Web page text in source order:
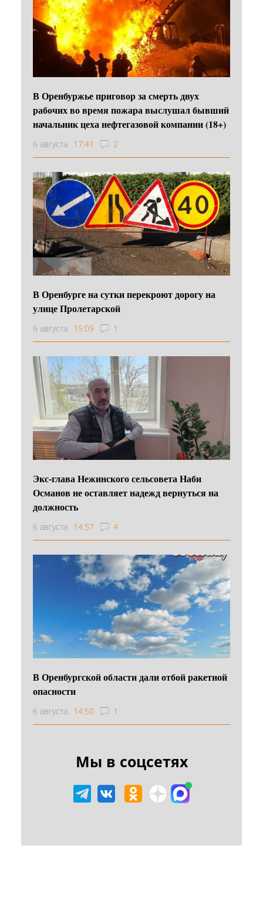
В Оренбуржье приговор за смерть двух
рабочих во время пожара выслушал бывший
начальник цеха нефтегазовой компании (18+)
6 августа 17:41 2
В Оренбурге на сутки перекроют дорогу на
улице Пролетарской
6 августа 15:09 1
Экс-глава Нежинского сельсовета Наби
Османов не оставляет надежд вернуться на
должность
6 августа 14:57 4
В Оренбургской области дали отбой ракетной
опасности
6 августа 14:50 1
Мы в соцсетях